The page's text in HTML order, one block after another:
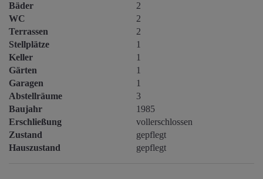
Bäder
2
WC
2
Terrassen
2
Stellplätze
1
Keller
1
Gärten
1
Garagen
1
Abstellräume
3
Baujahr
1985
Erschließung
vollerschlossen
Zustand
gepflegt
Hauszustand
gepflegt